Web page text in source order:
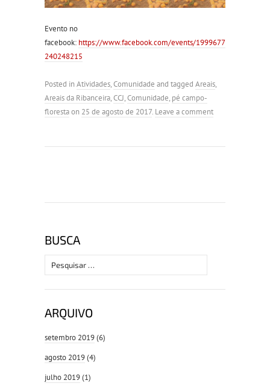
Evento no
facebook: https://www.facebook.com/events/1999677
240248215
Posted inAtividades,Comunidade and tagged Areais,
Areais da Ribanceira,CCJ,Comunidade, pé campo-
florestaon 25 de agosto de 2017. Leave a comment
BUSCA
Pesquisar
por:
ARQUIVO
setembro 2019(6)
agosto 2019(4)
julho 2019(1)